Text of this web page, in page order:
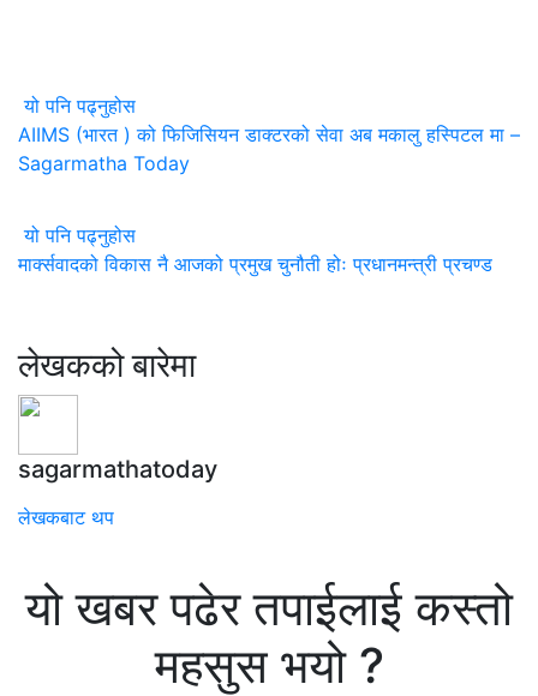
यो पनि पढ्नुहोस
AIIMS (भारत ) को फिजिसियन डाक्टरको सेवा अब मकालु हस्पिटल मा –
Sagarmatha Today
यो पनि पढ्नुहोस
मार्क्सवादको विकास नै आजको प्रमुख चुनौती होः प्रधानमन्त्री प्रचण्ड
लेखकको बारेमा
sagarmathatoday
लेखकबाट थप
यो खबर पढेर तपाईलाई कस्तो
महसुस भयो ?